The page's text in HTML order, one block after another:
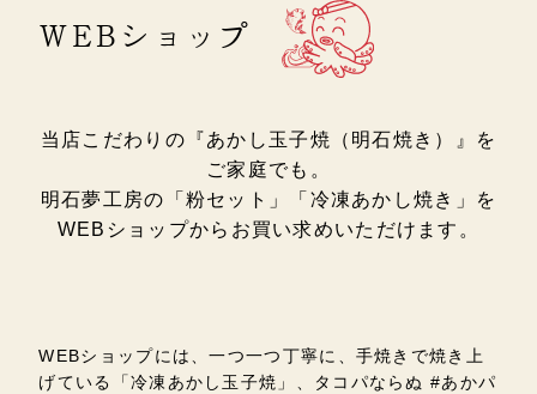
WEBショップ
当店こだわりの『あかし玉子焼（明石焼き）』を
ご家庭でも。
明石夢工房の「粉セット」「冷凍あかし焼き」を
WEBショップからお買い求めいただけます。
WEBショップには、一つ一つ丁寧に、手焼きで焼き上
げている「冷凍あかし玉子焼」、タコパならぬ #あかパ